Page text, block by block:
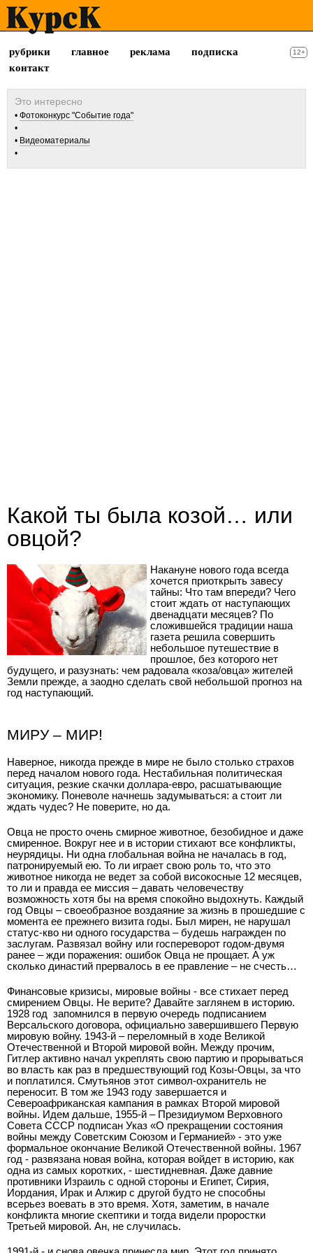
рубрики главное реклама
подписка
контакт
12+
Фотоконкурс "Событие года"
Видеоматериалы
Какой ты была козой… или
овцой?
Накануне нового года всегда
хочется приоткрыть завесу
тайны: Что там впереди? Чего
стоит ждать от наступающих
двенадцати месяцев? По
сложившейся традиции наша
газета решила совершить
небольшое путешествие в
прошлое, без которого нет
будущего, и разузнать: чем радовала «коза/овца» жителей
Земли прежде, а заодно сделать свой небольшой прогноз на
год наступающий.
МИРУ – МИР!
Наверное, никогда прежде в мире не было столько страхов
перед началом нового года. Нестабильная политическая
ситуация, резкие скачки доллара-евро, расшатывающие
экономику. Поневоле начнешь задумываться: а стоит ли
ждать чудес? Не поверите, но да.
Овца не просто очень смирное животное, безобидное и даже
смиренное. Вокруг нее и в истории стихают все конфликты,
неурядицы. Ни одна глобальная война не началась в год,
патронируемый ею. То ли играет свою роль то, что это
животное никогда не ведет за собой високосные 12 месяцев,
то ли и правда ее миссия – давать человечеству
возможность хотя бы на время спокойно выдохнуть. Каждый
год Овцы – своеобразное воздаяние за жизнь в прошедшие с
момента ее прежнего визита годы. Был мирен, не нарушал
статус-кво ни одного государства – будешь награжден по
заслугам. Развязал войну или госпереворот годом-двумя
ранее – жди поражения: ошибок Овца не прощает. А уж
сколько династий прервалось в ее правление – не счесть…
Финансовые кризисы, мировые войны - все стихает перед
смирением Овцы. Не верите? Давайте заглянем в историю.
1928 год запомнился в первую очередь подписанием
Версальского договора, официально завершившего Первую
мировую войну. 1943-й – переломный в ходе Великой
Отечественной и Второй мировой войн. Между прочим,
Гитлер активно начал укреплять свою партию и прорываться
во власть как раз в предшествующий год Козы-Овцы, за что
и поплатился. Смутьянов этот символ-охранитель не
переносит. В том же 1943 году завершается и
Североафриканская кампания в рамках Второй мировой
войны. Идем дальше, 1955-й – Президиумом Верховного
Совета СССР подписан Указ «О прекращении состояния
войны между Советским Союзом и Германией» - это уже
формальное окончание Великой Отечественной войны. 1967
год - развязана новая война, которая войдет в историю, как
одна из самых коротких, - шестидневная. Даже давние
противники Израиль с одной стороны и Египет, Сирия,
Иордания, Ирак и Алжир с другой будто не способны
всерьез воевать в это время. Хотя, заметим, в начале
конфликта многие скептики и тогда видели проростки
Третьей мировой. Ан, не случилась.